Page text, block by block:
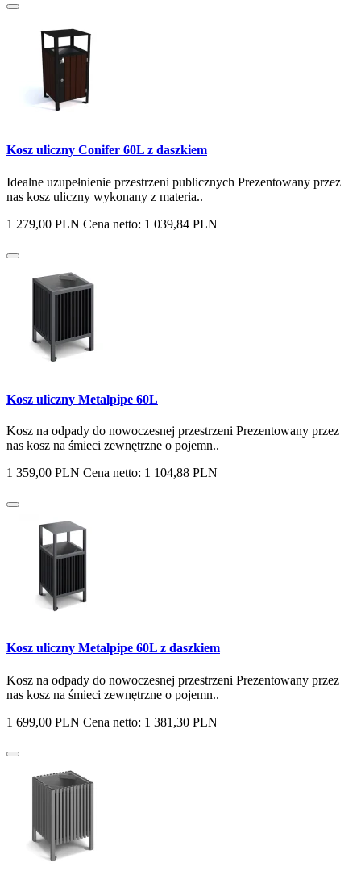
Kosz uliczny Conifer 60L z daszkiem
Idealne uzupełnienie przestrzeni publicznych Prezentowany przez
nas kosz uliczny wykonany z materia..
1 279,00 PLN Cena netto: 1 039,84 PLN
Kosz uliczny Metalpipe 60L
Kosz na odpady do nowoczesnej przestrzeni Prezentowany przez
nas kosz na śmieci zewnętrzne o pojemn..
1 359,00 PLN Cena netto: 1 104,88 PLN
Kosz uliczny Metalpipe 60L z daszkiem
Kosz na odpady do nowoczesnej przestrzeni Prezentowany przez
nas kosz na śmieci zewnętrzne o pojemn..
1 699,00 PLN Cena netto: 1 381,30 PLN